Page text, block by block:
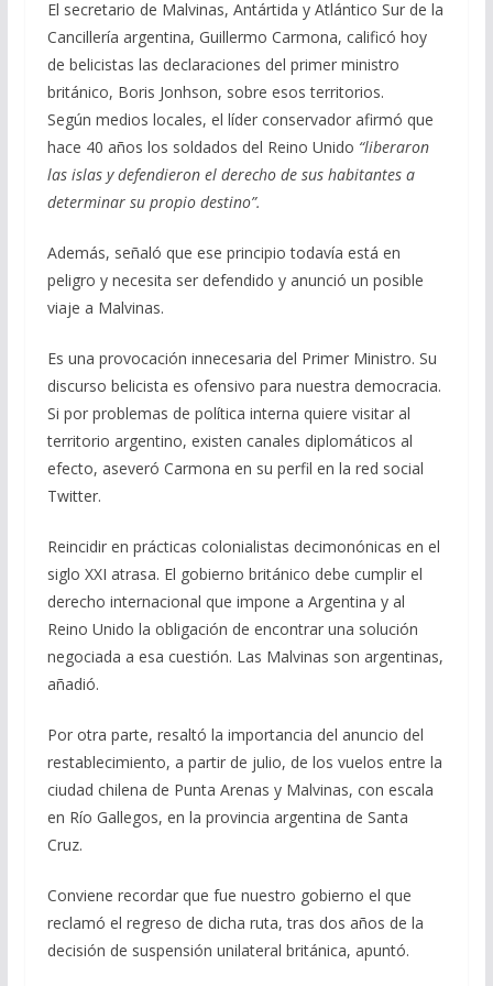
b
o
o
k
gr
a
m
s
A
p
p
l p
ar
ti
r
El secretario de Malvinas, Antártida y Atlántico Sur de la
Cancillería argentina, Guillermo Carmona, calificó hoy
de belicistas las declaraciones del primer ministro
británico, Boris Jonhson, sobre esos territorios.
Según medios locales, el líder conservador afirmó que
hace 40 años los soldados del Reino Unido “liberaron
las islas y defendieron el derecho de sus habitantes a
determinar su propio destino”.
Además, señaló que ese principio todavía está en
peligro y necesita ser defendido y anunció un posible
viaje a Malvinas.
Es una provocación innecesaria del Primer Ministro. Su
discurso belicista es ofensivo para nuestra democracia.
Si por problemas de política interna quiere visitar al
territorio argentino, existen canales diplomáticos al
efecto, aseveró Carmona en su perfil en la red social
Twitter.
Reincidir en prácticas colonialistas decimonónicas en el
siglo XXI atrasa. El gobierno británico debe cumplir el
derecho internacional que impone a Argentina y al
Reino Unido la obligación de encontrar una solución
negociada a esa cuestión. Las Malvinas son argentinas,
añadió.
Por otra parte, resaltó la importancia del anuncio del
restablecimiento, a partir de julio, de los vuelos entre la
ciudad chilena de Punta Arenas y Malvinas, con escala
en Río Gallegos, en la provincia argentina de Santa
Cruz.
Conviene recordar que fue nuestro gobierno el que
reclamó el regreso de dicha ruta, tras dos años de la
decisión de suspensión unilateral británica, apuntó.